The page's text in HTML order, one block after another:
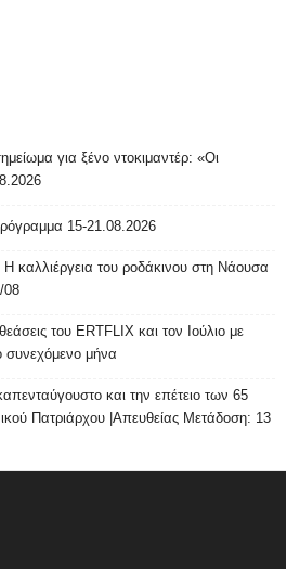
για ξένο ντοκιμαντέρ: «Οι
15-21.08.2026
καλλιέργεια του ροδάκινου στη Νάουσα
08
του ERTFLIX και τον Ιούλιο με
συνεχόμενο μήνα
και την επέτειο των 65
Πατριάρχου |Απευθείας Μετάδοση: 13